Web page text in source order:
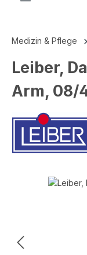
Medizin & Pflege
Leiber,
Arm, 08/
Bildergalerie